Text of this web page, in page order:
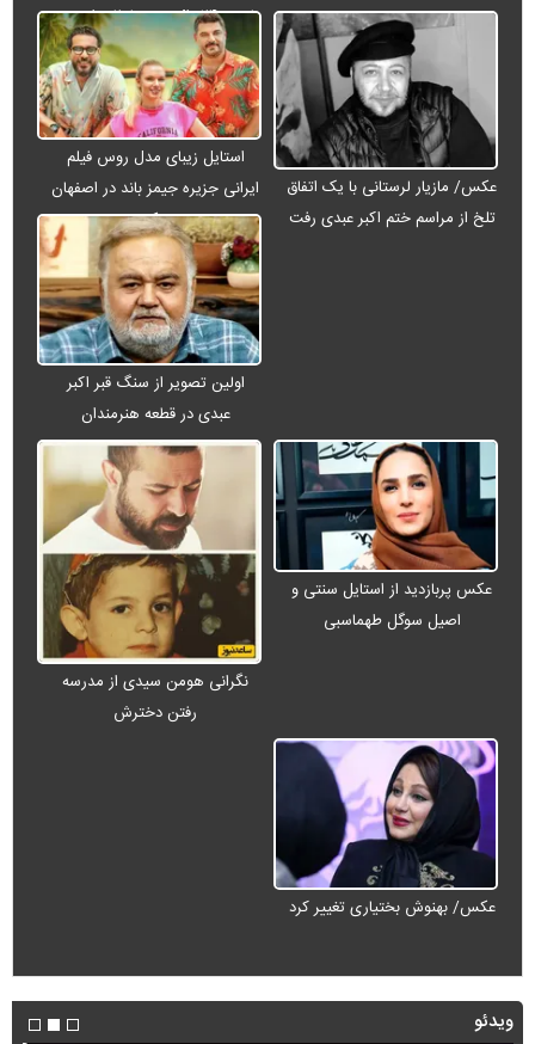
باختن ۲۴ زائر در تصادفات اربعینی
عکس/ مازیار لرستانی با یک اتفاق
تلخ از مراسم ختم اکبر عبدی رفت
استایل زیبای مدل روس فیلم
ایرانی جزیره جیمز باند در اصفهان
+ عکس
اولین تصویر از سنگ قبر اکبر
عبدی در قطعه هنرمندان
عکس پربازدید از استایل سنتی و
اصیل سوگل طهماسبی
نگرانی هومن سیدی از مدرسه
رفتن دخترش
عکس/ بهنوش بختیاری تغییر کرد
ویدئو